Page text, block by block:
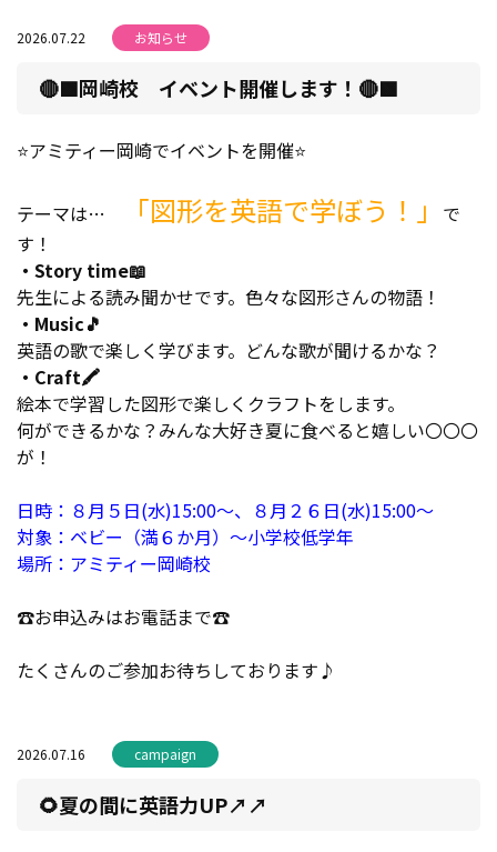
2026.07.22 お知らせ
🔴🟩岡崎校 イベント開催します！🔴🟩
⭐アミティー岡崎でイベントを開催⭐
テーマは… 「図形を英語で学ぼう！」
で
す！
・Story time📖
先生による読み聞かせです。色々な図形さんの物語！
・Music🎵
英語の歌で楽しく学びます。どんな歌が聞けるかな？
・Craft🖍️
絵本で学習した図形で楽しくクラフトをします。
何ができるかな？みんな大好き夏に食べると嬉しい〇〇〇
が！
日時：８月５日(水)15:00～、８月２６日(水)15:00～
対象：ベビー（満６か月）～小学校低学年
場所：アミティー岡崎校
☎️お申込みはお電話まで☎️
たくさんのご参加お待ちしております♪
2026.07.16 campaign
🌻夏の間に英語力UP↗️↗️